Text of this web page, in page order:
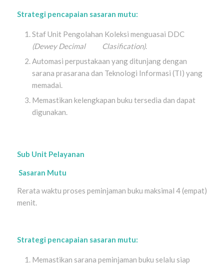
Strategi pencapaian sasaran mutu:
Staf Unit Pengolahan Koleksi menguasai DDC
(Dewey Decimal Clasification).
Automasi perpustakaan yang ditunjang dengan
sarana prasarana dan Teknologi Informasi (TI) yang
memadai.
Memastikan kelengkapan buku tersedia dan dapat
digunakan.
Sub Unit Pelayanan
Sasaran Mutu
Rerata waktu proses peminjaman buku maksimal 4 (empat)
menit.
Strategi pencapaian sasaran mutu:
Memastikan sarana peminjaman buku selalu siap